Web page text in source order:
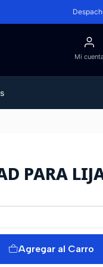
Mi
PARA
Agregar al Carro